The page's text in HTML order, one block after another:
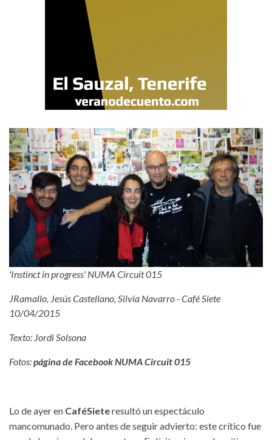
'Instinct in progress' NUMA Circuit 015
JRamallo, Jesús Castellano, Silvia Navarro - Café Siete
10/04/2015
Texto: Jordi Solsona
Fotos:página de Facebook NUMA Circuit 015
Lo de ayer en CaféSieteresultó un espectáculo
mancomunado. Pero antes de seguir advierto: este crítico fue